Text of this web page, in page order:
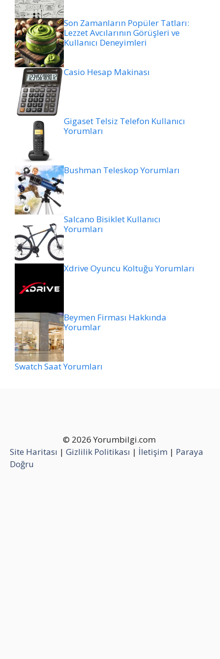
Son Zamanların Popüler Tatları:
Lezzet Avcılarının Görüşleri ve
Kullanıcı Deneyimleri
Casio Hesap Makinası
Gigaset Telsiz Telefon Kullanıcı
Yorumları
Bushman Teleskop Yorumları
Salcano Bisiklet Kullanıcı
Yorumları
Xdrive Oyuncu Koltuğu Yorumları
Beymen Firması Hakkında
Yorumlar
Swatch Saat Yorumları
© 2026 Yorumbilgi.com
Site Haritası | Gizlilik Politikası | İletişim | Paraya
Doğru